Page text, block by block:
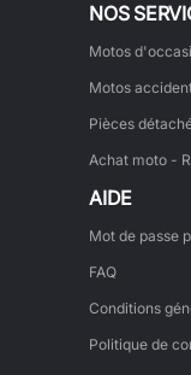
NOS
Motos
Motos
Pièces
Achat moto -
AIDE
Mot de passe
FAQ
Conditions
Politique de